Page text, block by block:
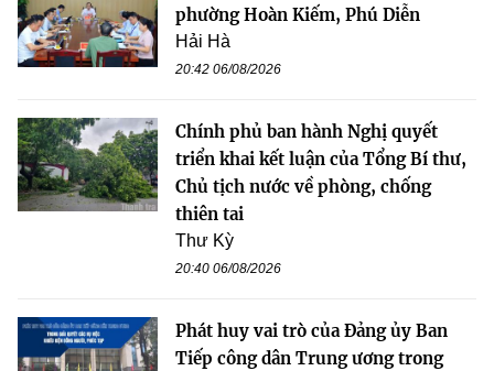
phường Hoàn Kiếm, Phú Diễn
Hải Hà
20:42 06/08/2026
Chính phủ ban hành Nghị quyết
triển khai kết luận của Tổng Bí thư,
Chủ tịch nước về phòng, chống
thiên tai
Thư Kỳ
20:40 06/08/2026
Phát huy vai trò của Đảng ủy Ban
Tiếp công dân Trung ương trong